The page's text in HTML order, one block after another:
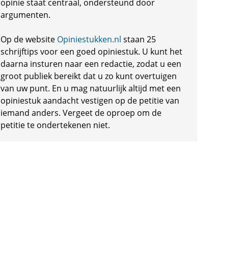
opinie staat centraal, ondersteund door
argumenten.
Op de website Opiniestukken.nl staan 25
schrijftips voor een goed opiniestuk. U kunt het
daarna insturen naar een redactie, zodat u een
groot publiek bereikt dat u zo kunt overtuigen
van uw punt. En u mag natuurlijk altijd met een
opiniestuk aandacht vestigen op de petitie van
iemand anders. Vergeet de oproep om de
petitie te ondertekenen niet.